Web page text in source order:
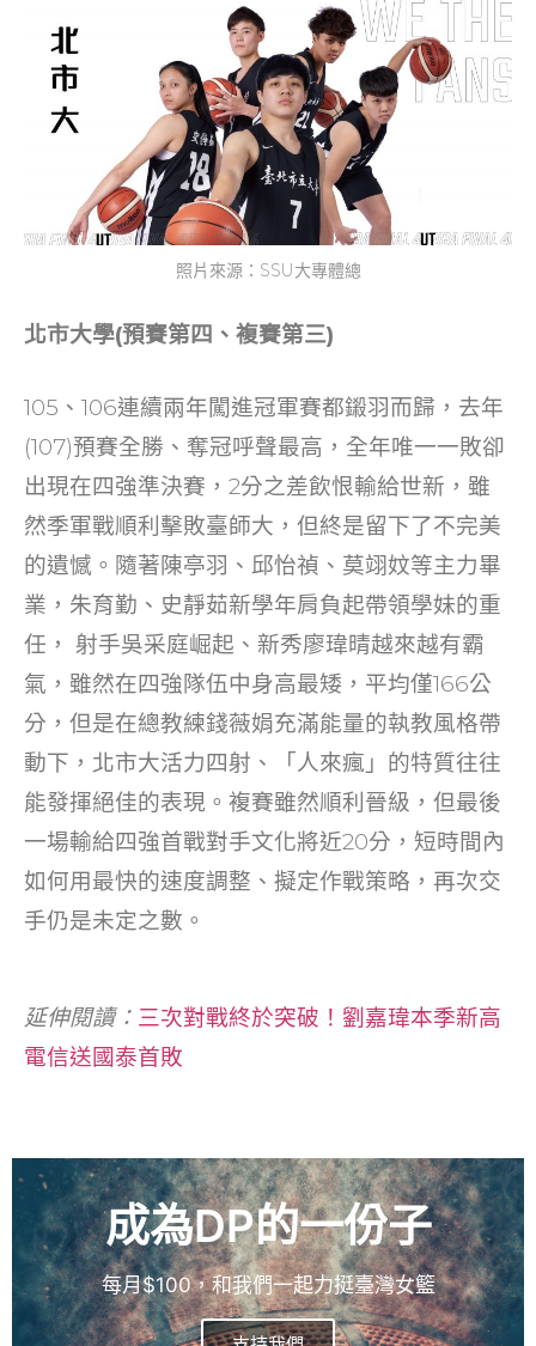
照片來源：SSU大專體總
北市大學(預賽第四、複賽第三)
105、106連續兩年闖進冠軍賽都鎩羽而歸，去年
(107)預賽全勝、奪冠呼聲最高，全年唯一一敗卻
出現在四強準決賽，2分之差飲恨輸給世新，雖
然季軍戰順利擊敗臺師大，但終是留下了不完美
的遺憾。隨著陳亭羽、邱怡禎、莫翊妏等主力畢
業，朱育勤、史靜茹新學年肩負起帶領學妹的重
任， 射手吳采庭崛起、新秀廖瑋晴越來越有霸
氣，雖然在四強隊伍中身高最矮，平均僅166公
分，但是在總教練錢薇娟充滿能量的執教風格帶
動下，北市大活力四射、「人來瘋」的特質往往
能發揮絕佳的表現。複賽雖然順利晉級，但最後
一場輸給四強首戰對手文化將近20分，短時間內
如何用最快的速度調整、擬定作戰策略，再次交
手仍是未定之數。
延伸閱讀： 三次對戰終於突破！劉嘉瑋本季新高
電信送國泰首敗
成為DP的一份子
每月$100，和我們一起力挺臺灣女籃